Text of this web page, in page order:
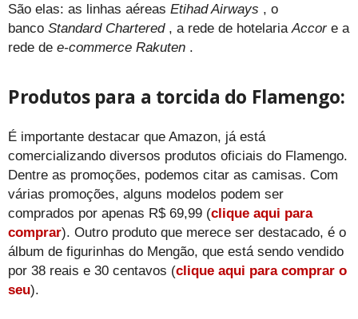
São elas: as linhas aéreas Etihad Airways , o
banco Standard Chartered, a rede de hotelaria Accore a
rede de e-commerce Rakuten .
Produtos para a torcida do Flamengo:
É importante destacar que Amazon, já está
comercializando diversos produtos oficiais do Flamengo.
Dentre as promoções, podemos citar as camisas. Com
várias promoções, alguns modelos podem ser
comprados por apenas R$ 69,99 (clique aqui para
comprar). Outro produto que merece ser destacado, é o
álbum de figurinhas do Mengão, que está sendo vendido
por 38 reais e 30 centavos (clique aqui para comprar o
seu).